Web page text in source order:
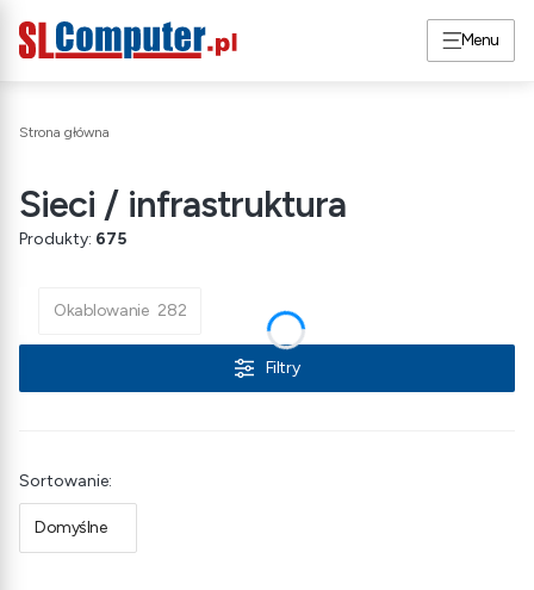
Menu
Strona główna
Sieci / infrastruktura
Produkty: 675
Okablowanie 282
Filtry
Lista produktów
Sortowanie:
Domyślne